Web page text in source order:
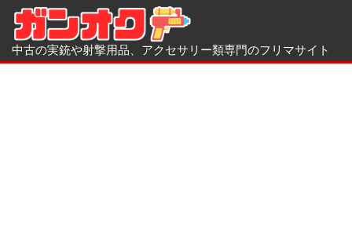
中古の実銃や射撃用品、アクセサリー類専門のフリマサイト